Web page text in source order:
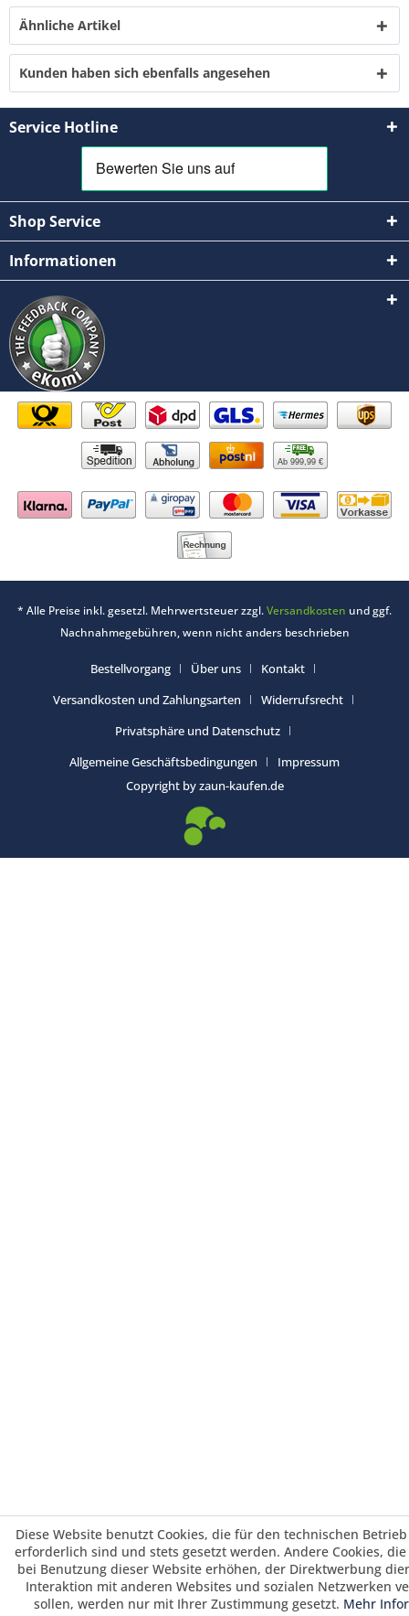
Ähnliche Artikel
Kunden haben sich ebenfalls angesehen
Service Hotline
Shop Service
Informationen
Ab 999,99 €
* Alle Preise inkl. gesetzl. Mehrwertsteuer zzgl.Versandkosten und ggf.
Nachnahmegebühren, wenn nicht anders beschrieben
Bestellvorgang Über uns
Kontakt
Versandkosten und Zahlungsarten
Widerrufsrecht
Privatsphäre und Datenschutz
Allgemeine Geschäftsbedingungen
Impressum
Copyright by zaun-kaufen.de
Diese Website benutzt Cookies, die für den technischen
erforderlich sind und stets gesetzt werden. Andere Cookies,
bei Benutzung dieser Website erhöhen, der Direktwerbung
Interaktion mit anderen Websites und sozialen Netzwerken
sollen, werden nur mit Ihrer Zustimmung gesetzt. Mehr